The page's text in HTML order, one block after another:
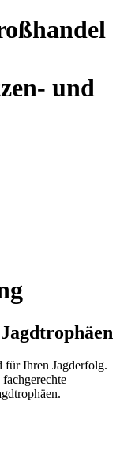
und
für Ihren Jagderfolg.